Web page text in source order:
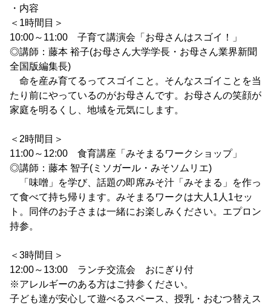
・内容
＜1時間目＞
10:00～11:00 子育て講演会「お母さんはスゴイ！」
◎講師：藤本 裕子(お母さん大学学長・お母さん業界新聞
全国版編集長)
命を産み育てるってスゴイこと。そんなスゴイことを当
たり前にやっているのがお母さんです。お母さんの笑顔が
家庭を明るくし、地域を元気にします。
＜2時間目＞
11:00～12:00 食育講座「みそまるワークショップ」
◎講師：藤本 智子(ミソガール・みそソムリエ)
「味噌」を学び、話題の即席みそ汁「みそまる」を作っ
て食べて持ち帰ります。みそまるワークは大人1人1セッ
ト。同伴のお子さまは一緒にお楽しみください。エプロン
持参。
＜3時間目＞
12:00～13:00 ランチ交流会 おにぎり付
※アレルギーのある方はご持参ください。
子ども達が安心して遊べるスペース、授乳・おむつ替えス